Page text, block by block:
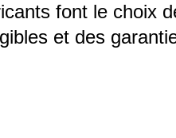
font le choix
et des